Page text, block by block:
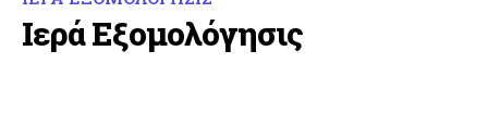
Ιερά Εξομολόγησις